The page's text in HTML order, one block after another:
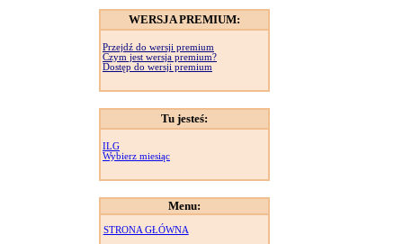
WERSJA PREMIUM:
Przejdź do wersji premium
Czym jest wersja premium?
Dostęp do wersji premium
Tu jesteś:
ILG
Wybierz miesiąc
Menu:
STRONA GŁÓWNA